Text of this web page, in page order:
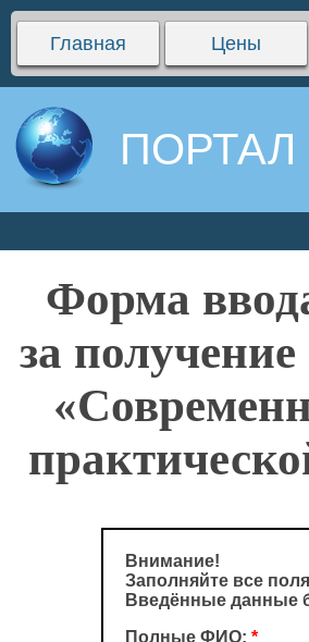
Главная Цены
ПОРТАЛ
Форма
за
Внимание!
Заполняйте все
Введённые данные
Полные ФИО: *